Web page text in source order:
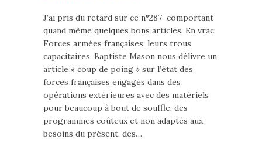
J’ai pris du retard sur ce n°287 comportant
quand même quelques bons articles. En vrac:
Forces armées françaises: leurs trous
capacitaires. Baptiste Mason nous délivre un
article « coup de poing » sur l’état des
forces françaises engagés dans des
opérations extérieures avec des matériels
pour beaucoup à bout de souffle, des
programmes coûteux et non adaptés aux
besoins du présent, des…